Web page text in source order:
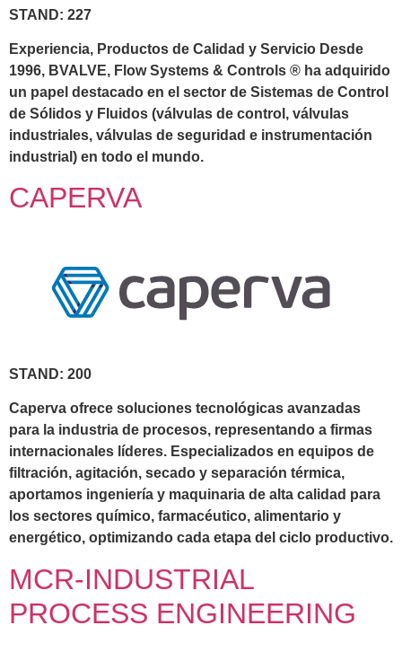
STAND: 227
Experiencia, Productos de Calidad y Servicio Desde
1996, BVALVE, Flow Systems & Controls ® ha adquirido
un papel destacado en el sector de Sistemas de Control
de Sólidos y Fluidos (válvulas de control, válvulas
industriales, válvulas de seguridad e instrumentación
industrial) en todo el mundo.
CAPERVA
STAND: 200
Caperva ofrece soluciones tecnológicas avanzadas
para la industria de procesos, representando a firmas
internacionales líderes. Especializados en equipos de
filtración, agitación, secado y separación térmica,
aportamos ingeniería y maquinaria de alta calidad para
los sectores químico, farmacéutico, alimentario y
energético, optimizando cada etapa del ciclo productivo.
MCR-INDUSTRIAL
PROCESS ENGINEERING